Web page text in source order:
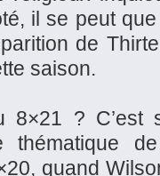
il se peut
de
saison.
8×21 ? C’est
thématique
quand